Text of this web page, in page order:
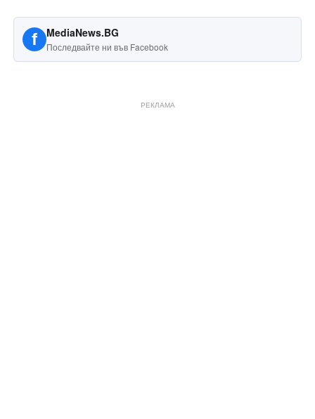
f MediaNews.BG
Последвайте ни във Facebook
РЕКЛАМА